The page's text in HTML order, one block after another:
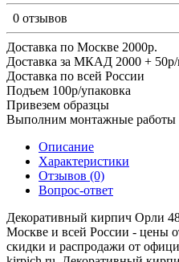
0 отзывов
Доставка по Москве 2000р.
Доставка за МКАД 2000 +
Доставка по всей России
Подъем 100р/упаковка
Привезем образцы
Выполним монтажные работы
Описание
Характеристики
Отзывов (0)
Вопрос-ответ
Декоративный кирпич Орли
Москве и всей России - цены
скидки и распродажи от